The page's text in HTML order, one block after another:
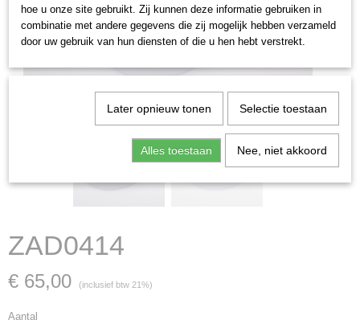
ZAD0414
€ 65,00 (inclusief btw 21%)
Aantal
hoe u onze site gebruikt. Zij kunnen deze informatie gebruiken in
combinatie met andere gegevens die zij mogelijk hebben verzameld
door uw gebruik van hun diensten of die u hen hebt verstrekt.
Later opnieuw tonen Selectie toestaan
Alles toestaan Nee, niet akkoord